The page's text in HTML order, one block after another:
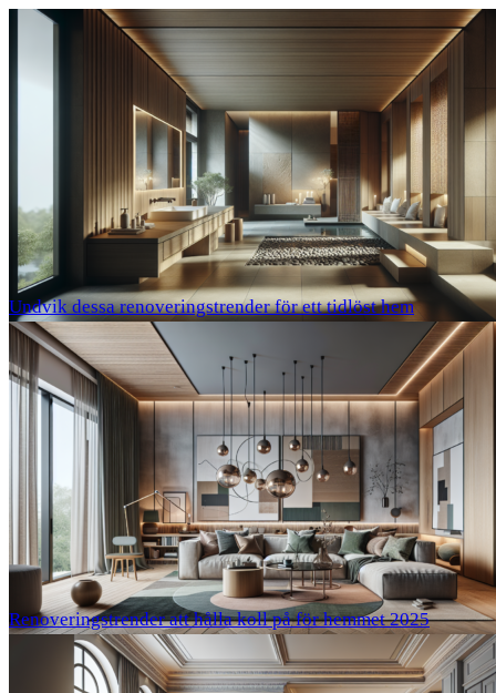
Undvik dessa renoveringstrender för ett tidlöst hem
Renoveringstrender att hålla koll på för hemmet 2025